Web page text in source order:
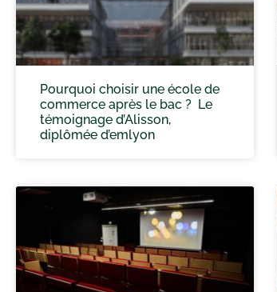
Pourquoi choisir une école de
commerce après le bac ? Le
témoignage d’Alisson,
diplômée d’emlyon